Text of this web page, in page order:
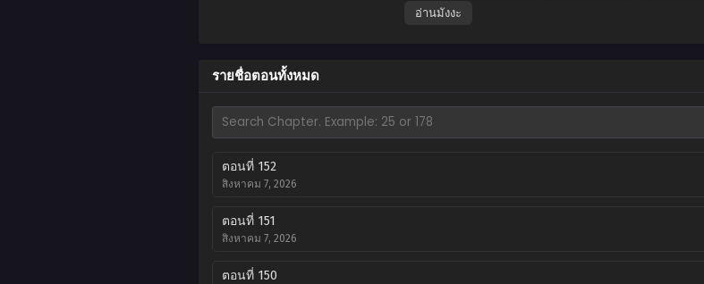
อ่านมังงะ
รายชื่อตอนทั้งหมด
ตอนที่ 152
สิงหาคม 7, 2026
ตอนที่ 151
สิงหาคม 7, 2026
ตอนที่ 150